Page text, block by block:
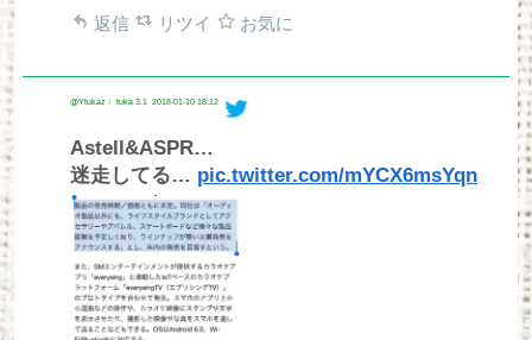
返信 リツイ お気に
@Ytukaz： tuka 3.1 2018-01-10 18:12
Astell&ASPR…
迷走してる… pic.twitter.com/mYCX6msYqn